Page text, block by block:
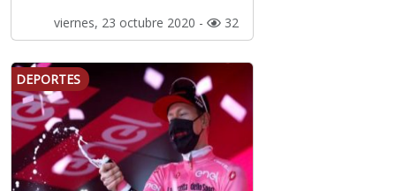
viernes, 23 octubre 2020 - 32
DEPORTES